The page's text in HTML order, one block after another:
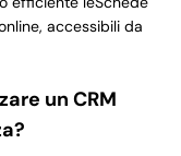
accessibili da
un CRM